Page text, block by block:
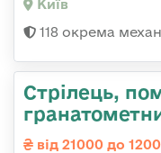
Київ
118 окрема
Стрілець,
від 21000 до